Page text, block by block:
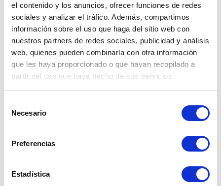
el contenido y los anuncios, ofrecer funciones de redes
sociales y analizar el tráfico. Además, compartimos
información sobre el uso que haga del sitio web con
nuestros partners de redes sociales, publicidad y análisis
web, quienes pueden combinarla con otra información
que les haya proporcionado o que hayan recopilado a
partir del uso que haya hecho de sus servicios.
Necesario
Preferencias
Estadística
34,79 €
Impuestos incluidos
Plomos para equilibradoras.
contrapesas para llantas de hierro de 5 gramos.
Caja de 100 unidades.